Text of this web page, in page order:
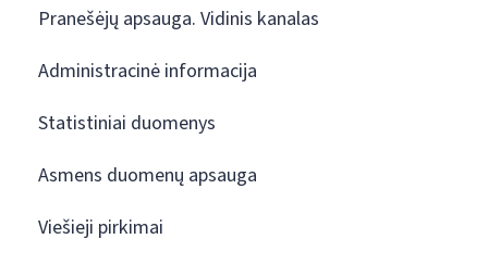
Pranešėjų apsauga. Vidinis kanalas
Administracinė informacija
Statistiniai duomenys
Asmens duomenų apsauga
Viešieji pirkimai